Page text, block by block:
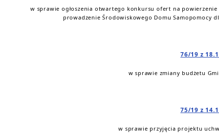
w sprawie ogłoszenia otwartego konkursu ofert na powierzenie
prowadzenie Środowiskowego Domu Samopomocy
76/19 z
w sprawie zmiany budżetu
75/19 z
w sprawie przyjęcia projektu